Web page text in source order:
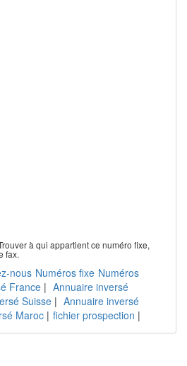
à qui appartient ce numéro fixe,
fax.
nous Numéros fixe Numéros
France | Annuaire inversé
Suisse | Annuaire inversé
Maroc | fichier prospection |